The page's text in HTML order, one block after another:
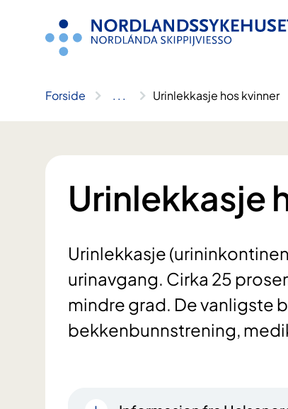
Forside .. . Urinlekkasje hos kvinner
Urinlekkasje
Urinlekkasje
urinavgang. Cirka 25
mindre grad. De
bekkenbunnstrening,